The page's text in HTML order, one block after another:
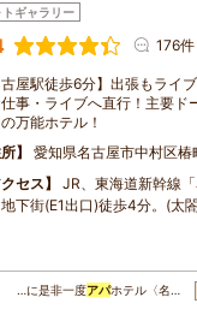
トギャラリー
176件
古屋駅徒歩6分】出張もライ
事・ライブへ直行！主要ド
万能ホテル！
愛知県名古屋市中村区椿
セス
JR、東海道新幹線
下街(E1出口)徒歩4分。(太
…に是非一度アパホテル〈名…